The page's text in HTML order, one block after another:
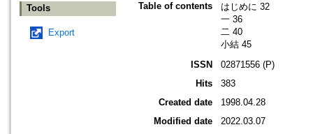
Tools
Export
Table of contents
はじめに 32
一 36
二 40
小結 45
ISSN
02871556 (P)
Hits
383
Created date
1998.04.28
Modified date
2022.03.07